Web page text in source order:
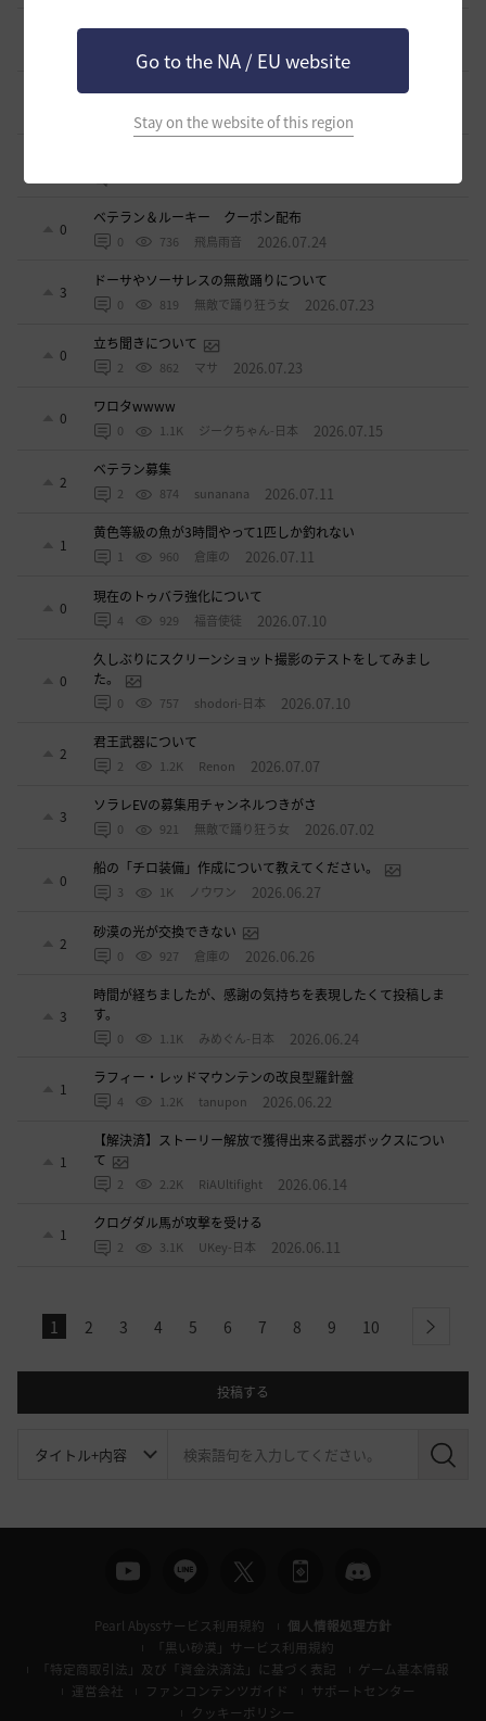
Go to the NA / EU website
Stay on the website of this region
「怪しい袋」
967 ノウワン 2026.07.24
波に乗って流れ着いた宝の地図の場所
倉庫の 2026.07.24
0
ベテラン＆ルーキー クーポン配布
0 736 飛鳥雨音 2026.07.24
3
ドーサやソーサレスの無敵踊りについて
0 819 無敵で踊り狂う女 2026.07.23
0
立ち聞きについて
2 862 マサ 2026.07.23
0
ワロタwwww
0 1.1K ジークちゃん-日本 2026.07.15
2
ベテラン募集
2 874 sunanana 2026.07.11
1
黄色等級の魚が3時間やって1匹しか釣れない
1 960 倉庫の 2026.07.11
0
現在のトゥバラ強化について
4 929 福音使徒 2026.07.10
0
久しぶりにスクリーンショット撮影のテストをしてみまし
た。
0 757 shodori-日本 2026.07.10
2
君王武器について
2 1.2K Renon 2026.07.07
3
ソラレEVの募集用チャンネルつきがさ
0 921 無敵で踊り狂う女 2026.07.02
0
船の「チロ装備」作成について教えてください。
3 1K ノウワン 2026.06.27
2
砂漠の光が交換できない
0 927 倉庫の 2026.06.26
3
時間が経ちましたが、感謝の気持ちを表現したくて投稿しま
す。
0 1.1K みめぐん-日本 2026.06.24
1
ラフィー・レッドマウンテンの改良型羅針盤
4 1.2K tanupon 2026.06.22
1
【解決済】ストーリー解放で獲得出来る武器ボックスについ
て
2 2.2K RiAUltifight 2026.06.14
1
クログダル馬が攻撃を受ける
2 3.1K UKey-日本 2026.06.11
1 2 3 4 5 6 7 8 9 10 next
投稿する
検
Pearl Abyssサービス利用規約
個人情報処理方針
「黒い砂漠」サービス利用規約
「特定商取引法」及び「資金決済法」に基づく表記
ゲーム基本情報
運営会社
ファンコンテンツガイド
サポートセンター
クッキーポリシー